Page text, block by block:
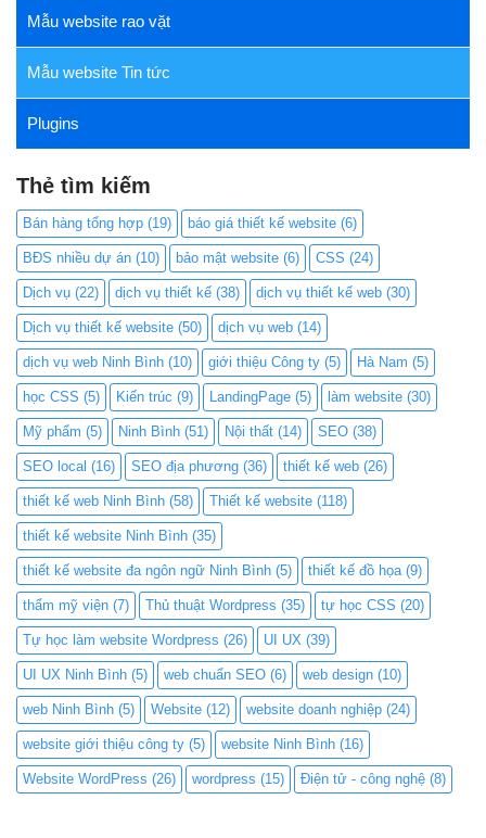
Mẫu website rao vặt
Mẫu website Tin tức
Plugins
Thẻ tìm kiếm
Bán hàng tổng hợp (19) báo giá thiết kế website (6)
BĐS nhiều dự án (10) bảo mật website (6) CSS (24)
Dịch vụ (22) dịch vụ thiết kế (38) dịch vụ thiết kế web (30)
Dịch vụ thiết kế website (50) dịch vụ web (14)
dịch vụ web Ninh Bình (10) giới thiệu Công ty (5) Hà Nam (5)
học CSS (5) Kiến trúc (9) LandingPage (5) làm website (30)
Mỹ phẩm (5) Ninh Bình (51) Nội thất (14) SEO (38)
SEO local (16) SEO địa phương (36) thiết kế web (26)
thiết kế web Ninh Bình (58) Thiết kế website (118)
thiết kế website Ninh Bình (35)
thiết kế website đa ngôn ngữ Ninh Bình (5) thiết kế đồ họa (9)
thẩm mỹ viện (7) Thủ thuật Wordpress (35) tự học CSS (20)
Tự học làm website Wordpress (26) UI UX (39)
UI UX Ninh Bình (5) web chuẩn SEO (6) web design (10)
web Ninh Bình (5) Website (12) website doanh nghiệp (24)
website giới thiệu công ty (5) website Ninh Bình (16)
Website WordPress (26) wordpress (15) Điện tử - công nghệ (8)